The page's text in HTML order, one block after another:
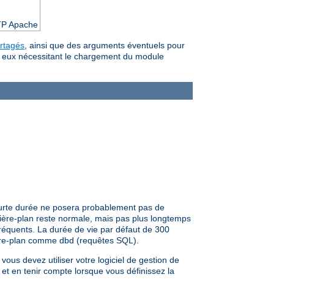
Apache
, ainsi que des arguments éventuels pour
nécessitant le chargement du module
durée ne posera probablement pas de
plan reste normale, mais pas plus longtemps
La durée de vie par défaut de 300
plan comme dbd (requêtes SQL).
devez utiliser votre logiciel de gestion de
en tenir compte lorsque vous définissez la